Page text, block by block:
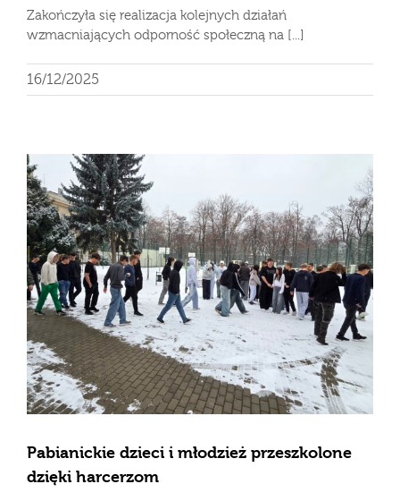
Zakończyła się realizacja kolejnych działań
wzmacniających odporność społeczną na [...]
16/12/2025
Pabianickie dzieci i młodzież przeszkolone
dzięki harcerzom